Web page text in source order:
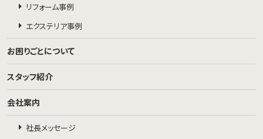
リフォーム事例
エクステリア事例
お困りごとについて
スタッフ紹介
会社案内
社長メッセージ